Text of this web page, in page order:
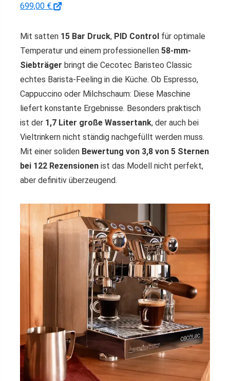
699,00 €.
Mit satten 15 Bar Druck, PID Control für optimale
Temperatur und einem professionellen 58-mm-
Siebträger bringt die Cecotec Baristeo Classic
echtes Barista-Feeling in die Küche. Ob Espresso,
Cappuccino oder Milchschaum: Diese Maschine
liefert konstante Ergebnisse. Besonders praktisch
ist der 1,7 Liter große Wassertank, der auch bei
Vieltrinkern nicht ständig nachgefüllt werden muss.
Mit einer soliden Bewertung von 3,8 von 5 Sternen
bei 122 Rezensionen ist das Modell nicht perfekt,
aber definitiv überzeugend.